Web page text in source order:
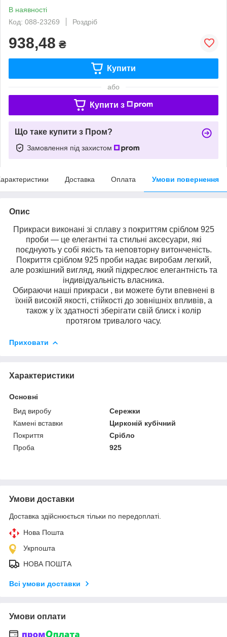
В наявності
Код: 088-23269
Роздріб
938,48 ₴
Купити
або
Купити з
Що таке купити з Пром?
Замовлення під захистом
Доставка Оплата Умови повернення
Опис
Прикраси виконані зі сплаву з покриттям сріблом 925
проби — це елегантні та стильні аксесуари, які
поєднують у собі якість та неповторну витонченість.
Покриття сріблом 925 проби надає виробам легкий,
але розкішний вигляд, який підкреслює елегантність та
індивідуальність власника.
Обираючи наші прикраси , ви можете бути впевнені в
їхній високій якості, стійкості до зовнішніх впливів, а
також у їх здатності зберігати свій блиск і колір
протягом тривалого часу.
Приховати
Характеристики
Основні
Вид виробу
Сережки
Камені вставки
Цирконій кубічний
Покриття
Срібло
Проба
925
Умови доставки
Доставка здійснюється тільки по передоплаті.
Нова Пошта
Укрпошта
НОВА ПОШТА
Всі умови доставки
Умови оплати